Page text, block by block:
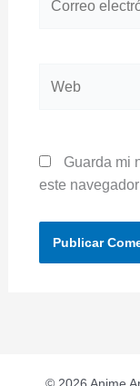
electrónico*
Guarda mi
este